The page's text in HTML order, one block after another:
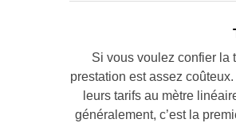
Si vous voulez confier la
prestation est assez
leurs tarifs au mètre
généralement, c’est la